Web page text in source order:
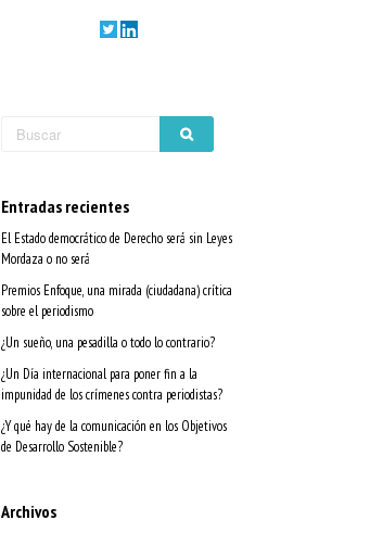
Entradas recientes
El Estado democrático de Derecho será sin Leyes
Mordaza o no será
Premios Enfoque, una mirada (ciudadana) crítica
sobre el periodismo
¿Un sueño, una pesadilla o todo lo contrario?
¿Un Día internacional para poner fin a la
impunidad de los crímenes contra periodistas?
¿Y qué hay de la comunicación en los Objetivos
de Desarrollo Sostenible?
Archivos